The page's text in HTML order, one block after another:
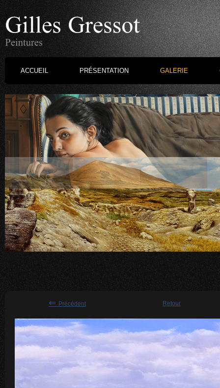
ACCUEIL PRÉSENTATION GALERIE
⇐ Précédent Retour